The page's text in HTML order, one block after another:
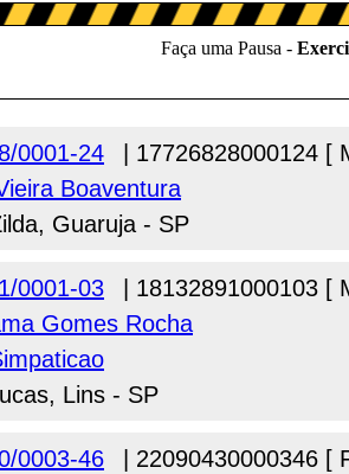
0001-24
| 17726828000124 [
Boaventura
Guaruja - SP
0001-03
| 18132891000103 [
Gomes Rocha
Lins - SP
0003-46
| 22090430000346 [